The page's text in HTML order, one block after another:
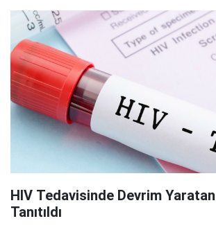
HIV Tedavisinde Devrim
Tanıtıldı